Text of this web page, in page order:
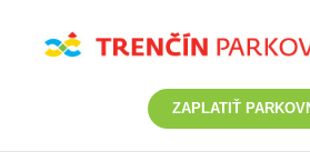
ZAPLATIŤ